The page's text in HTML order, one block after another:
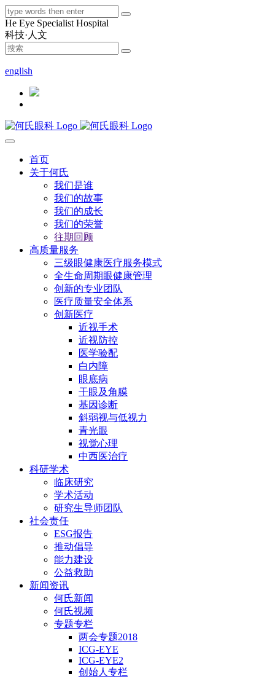
He Eye Specialist Hospital
科技·人文
english
首页
关于何氏
我们是谁
我们的故事
我们的成长
我们的荣誉
往期回顾
高质量服务
三级眼健康医疗服务模式
全生命周期眼健康管理
创新的专业团队
医疗质量安全体系
创新医疗
近视手术
近视防控
医学验配
白内障
眼底病
干眼及角膜
基因诊断
斜弱视与低视力
青光眼
视觉心理
中西医治疗
科研学术
临床研究
学术活动
研究生导师团队
社会责任
ESG报告
推动倡导
能力建设
公益救助
新闻资讯
何氏新闻
何氏视频
专题专栏
两会专题2018
ICG-EYE
ICG-EYE2
创始人专栏